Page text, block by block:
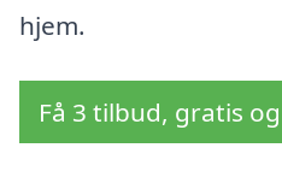
hjem.
Få 3 tilbud, gratis